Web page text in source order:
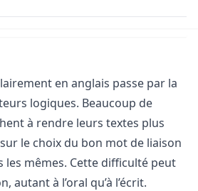
en anglais passe par la
logiques. Beaucoup de
à rendre leurs textes plus
le choix du bon mot de liaison
mêmes. Cette difficulté peut
autant à l’oral qu’à l’écrit.